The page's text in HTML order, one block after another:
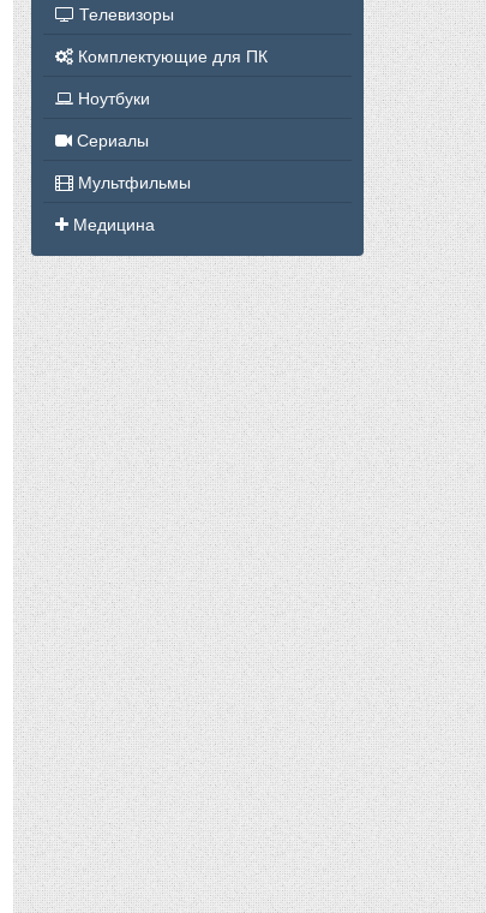
Телевизоры
Комплектующие для ПК
Ноутбуки
Сериалы
Мультфильмы
Медицина